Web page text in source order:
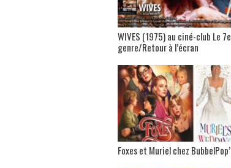
WIVES (1975) au ciné-club Le 7e
genre/Retour à l’écran
Foxes et Muriel chez BubbelPop’